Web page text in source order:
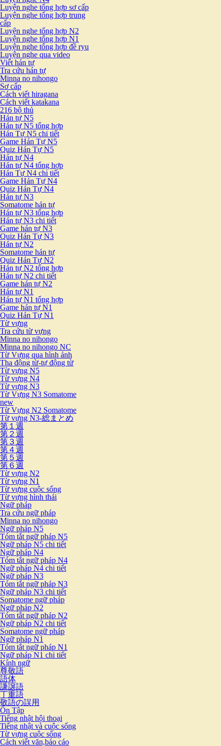
Luyện nghe tổng hợp sơ cấp
Luyện nghe tổng hợp trung
cấp
Luyện nghe tổng hợp N2
Luyện nghe tổng hợp N1
Luyện nghe tổng hợp đề ryu
Luyện nghe qua video
Viết hán tự
Tra cứu hán tự
Minna no nihongo
Sơ cấp
Cách viết hiragana
Cách viết katakana
216 bộ thủ
Hán tự N5
Hán tự N5 tổng hợp
Hán Tự N5 chi tiết
Game Hán Tự N5
Quiz Hán Tự N5
Hán tự N4
Hán tự N4 tổng hợp
Hán Tự N4 chi tiết
Game Hán Tự N4
Quiz Hán Tự N4
Hán tự N3
Somatome hán tự
Hán tự N3 tổng hợp
Hán tự N3 chi tiết
Game hán tự N3
Quiz Hán Tự N3
Hán tự N2
Somatome hán tự
Quiz Hán Tự N2
Hán tự N2 tổng hợp
Hán tự N2 chi tiết
Game hán tự N2
Hán tự N1
Hán tự N1 tổng hợp
Game hán tự N1
Quiz Hán Tự N1
Từ vựng
Tra cứu từ vựng
Minna no nihongo
Minna no nihongo NC
Từ Vựng qua hình ảnh
Tha động từ-tự động từ
Từ vựng N5
Từ vựng N4
Từ vựng N3
Từ Vựng N3 Somatome
new
Từ Vựng N2 Somatome
Từ vựng N3-総まとめ
第１週
第２週
第３週
第４週
第５週
第６週
Từ vựng N2
Từ vựng N1
Từ vựng cuộc sống
Từ vựng hình thái
Ngữ pháp
Tra cứu ngữ pháp
Minna no nihongo
Ngữ pháp N5
Tóm tắt ngữ pháp N5
Ngữ pháp N5 chi tiết
Ngữ pháp N4
Tóm tắt ngữ pháp N4
Ngữ pháp N4 chi tiết
Ngữ pháp N3
Tóm tắt ngữ pháp N3
Ngữ pháp N3 chi tiết
Somatome ngữ pháp
Ngữ pháp N2
Tóm tắt ngữ pháp N2
Ngữ pháp N2 chi tiết
Somatome ngữ pháp
Ngữ pháp N1
Tóm tắt ngữ pháp N1
Ngữ pháp N1 chi tiết
Kính ngữ
尊敬語
語体
謙譲語
丁重語
敬語の誤用
Ôn Tập
Tiếng nhật hội thoại
Tiếng nhật và cuộc sống
Từ vựng cuộc sống
Cách viết văn,báo cáo